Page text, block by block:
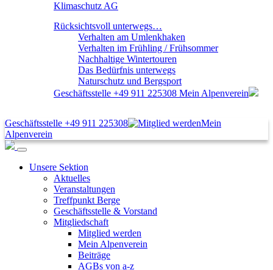
Klimaschutz AG
Rücksichtsvoll unterwegs…
Verhalten am Umlenkhaken
Verhalten im Frühling / Frühsommer
Nachhaltige Wintertouren
Das Bedürfnis unterwegs
Naturschutz und Bergsport
Geschäftsstelle +49 911 225308 Mein Alpenverein
Geschäftsstelle +49 911 225308
Mein
Alpenverein
Unsere Sektion
Aktuelles
Veranstaltungen
Treffpunkt Berge
Geschäftsstelle & Vorstand
Mitgliedschaft
Mitglied werden
Mein Alpenverein
Beiträge
AGBs von a-z